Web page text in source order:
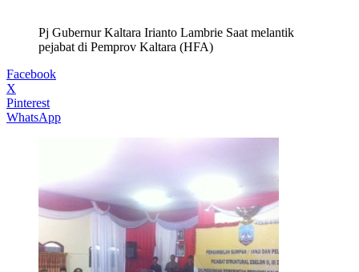
Pj Gubernur Kaltara Irianto Lambrie Saat melantik
pejabat di Pemprov Kaltara (HFA)
Facebook
X
Pinterest
WhatsApp